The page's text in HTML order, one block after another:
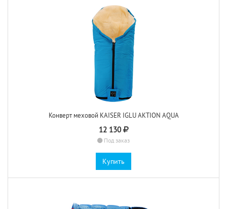
Конверт меховой KAISER IGLU AKTION AQUA
12 130
Под заказ
Купить